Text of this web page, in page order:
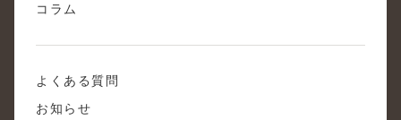
コラム
よくある質問
お知らせ